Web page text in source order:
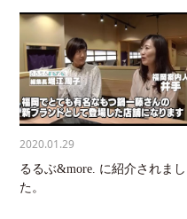
2020.01.29
るるぶ&more. に紹介されまし
た。